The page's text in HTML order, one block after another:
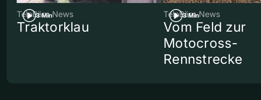
3 Min
TeleBärn News
Traktorklau
3 Min
TeleBärn News
Vom Feld zur
Motocross-
Rennstrecke